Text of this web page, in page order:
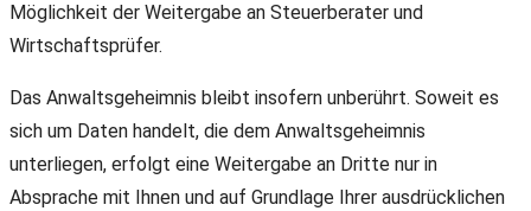
Möglichkeit der Weitergabe an Steuerberater und
Wirtschaftsprüfer.
Das Anwaltsgeheimnis bleibt insofern unberührt. Soweit es
sich um Daten handelt, die dem Anwaltsgeheimnis
unterliegen, erfolgt eine Weitergabe an Dritte nur in
Absprache mit Ihnen und auf Grundlage Ihrer ausdrücklichen